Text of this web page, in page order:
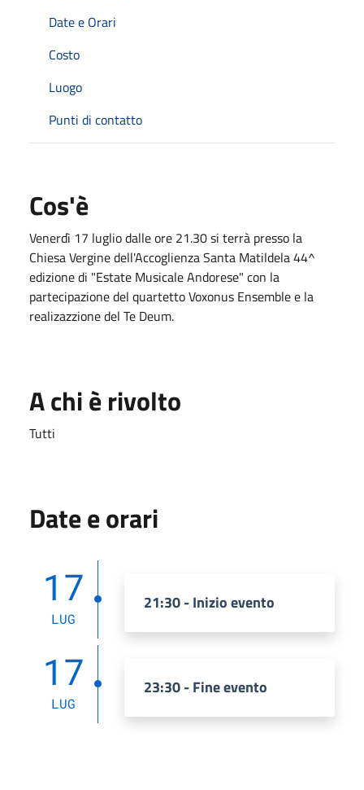
Date e Orari
Costo
Luogo
Punti di contatto
Cos'è
Venerdì 17 luglio dalle ore 21.30 si terrà presso la
Chiesa Vergine dell'Accoglienza Santa Matildela 44^
edizione di "Estate Musicale Andorese" con la
partecipazione del quartetto Voxonus Ensemble e la
realizazzione del Te Deum.
A chi è rivolto
Tutti
Date e orari
17
LUG
21:30 - Inizio evento
17
LUG
23:30 - Fine evento